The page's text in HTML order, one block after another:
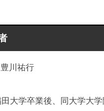
川祐行
大学卒業後、同大学大